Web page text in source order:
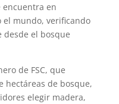
encuentra en
mundo, verificando
desde el bosque
de FSC, que
hectáreas de bosque,
elegir madera,